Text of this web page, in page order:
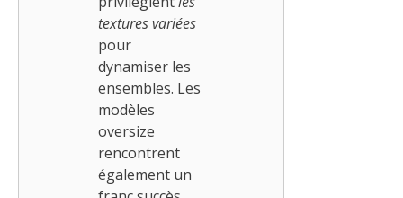
textures variées
pour
dynamiser les
ensembles. Les
modèles
oversize
rencontrent
également un